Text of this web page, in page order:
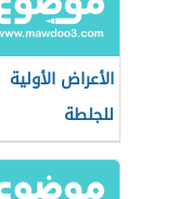
الأعراض الأولية
للجلطة